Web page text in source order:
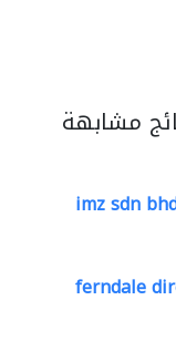
مشابهة
imz sdn
ferndale